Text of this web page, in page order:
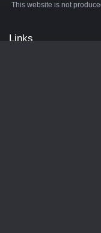
This website is not
Links